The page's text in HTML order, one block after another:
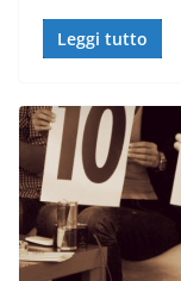
Leggi tutto